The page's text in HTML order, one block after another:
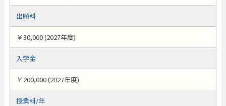
出願料
￥30,000 (2027年度)
入学金
￥200,000 (2027年度)
授業料/年